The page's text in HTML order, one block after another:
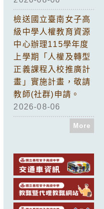
檢送國立臺南女子高
級中學人權教育資源
中心辦理115學年度
上學期「人權及轉型
正義課程入校推廣計
畫」實施計畫，敬請
教師(社群)申請。
2026-08-06
More